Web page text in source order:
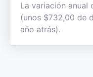
La variación anual
(unos $732,00 de
año atrás).